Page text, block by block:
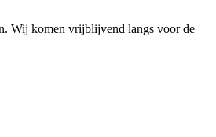
Wij komen vrijblijvend langs voor de